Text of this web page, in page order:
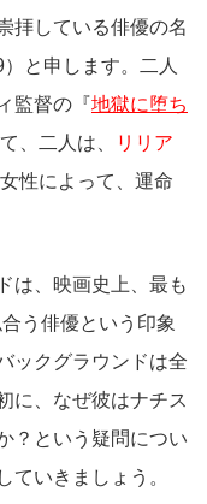
拝している俳優の名
）と申します。二人
監督の『地獄に堕ち
、二人は、
リリア
性によって、運命
は、映画史上、最も
う俳優という印象
ックグラウンドは全
に、なぜ彼はナチス
？という疑問につい
ていきましょう。